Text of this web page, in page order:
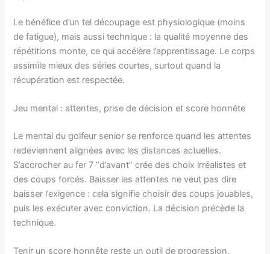
Le bénéfice d’un tel découpage est physiologique (moins
de fatigue), mais aussi technique : la qualité moyenne des
répétitions monte, ce qui accélère l’apprentissage. Le corps
assimile mieux des séries courtes, surtout quand la
récupération est respectée.
Jeu mental : attentes, prise de décision et score honnête
Le mental du golfeur senior se renforce quand les attentes
redeviennent alignées avec les distances actuelles.
S’accrocher au fer 7 “d’avant” crée des choix irréalistes et
des coups forcés. Baisser les attentes ne veut pas dire
baisser l’exigence : cela signifie choisir des coups jouables,
puis les exécuter avec conviction. La décision précède la
technique.
Tenir un score honnête reste un outil de progression.